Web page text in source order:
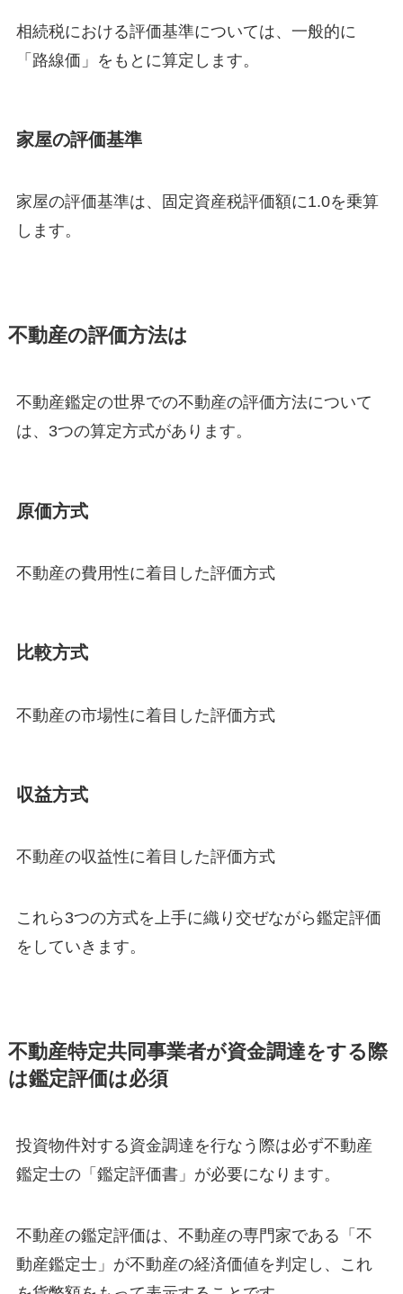
相続税における評価基準については、一般的に
「路線価」をもとに算定します。
家屋の評価基準
家屋の評価基準は、固定資産税評価額に1.0を乗算
します。
不動産の評価方法は
不動産鑑定の世界での不動産の評価方法について
は、3つの算定方式があります。
原価方式
不動産の費用性に着目した評価方式
比較方式
不動産の市場性に着目した評価方式
収益方式
不動産の収益性に着目した評価方式
これら3つの方式を上手に織り交ぜながら鑑定評価
をしていきます。
不動産特定共同事業者が資金調達をする際
は鑑定評価は必須
投資物件対する資金調達を行なう際は必ず不動産
鑑定士の「鑑定評価書」が必要になります。
不動産の鑑定評価は、不動産の専門家である「不
動産鑑定士」が不動産の経済価値を判定し、これ